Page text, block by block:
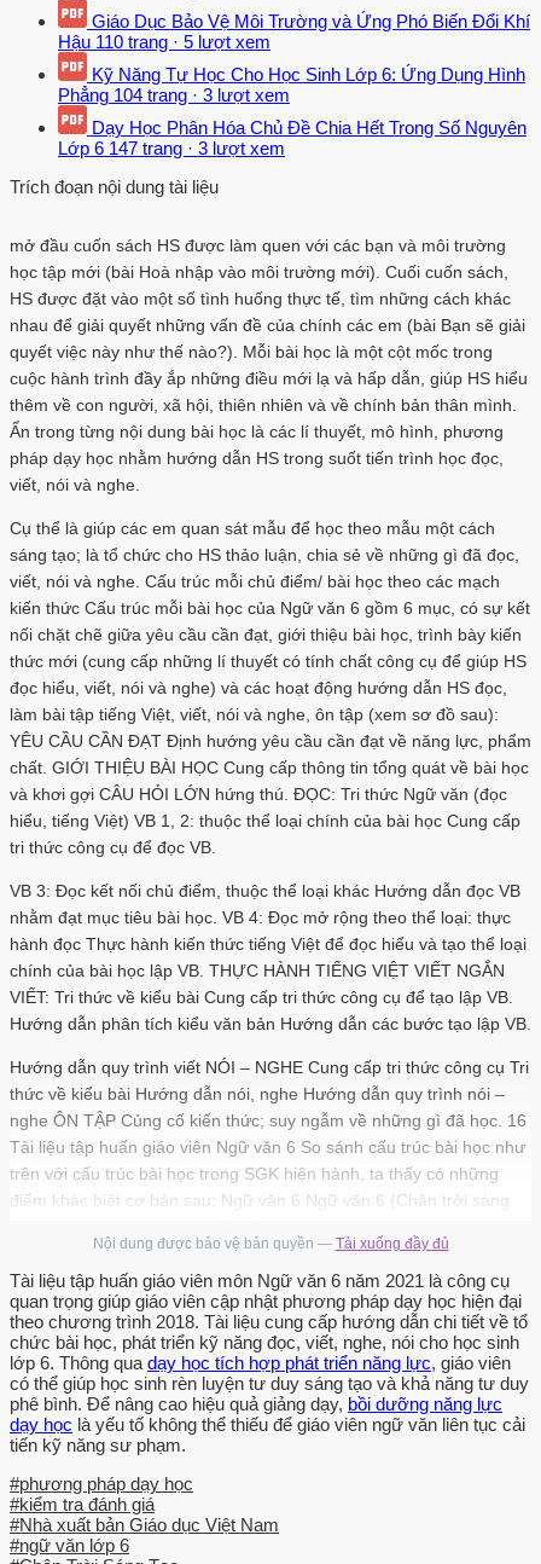
Giáo Dục Bảo Vệ Môi Trường và Ứng Phó Biến Đổi Khí
Hậu 110 trang · 5 lượt xem
Kỹ Năng Tự Học Cho Học Sinh Lớp 6: Ứng Dụng Hình
Phẳng 104 trang · 3 lượt xem
Dạy Học Phân Hóa Chủ Đề Chia Hết Trong Số Nguyên
Lớp 6 147 trang · 3 lượt xem
Trích đoạn nội dung tài liệu
mở đầu cuốn sách HS được làm quen với các bạn và môi trường
học tập mới (bài Hoà nhập vào môi trường mới). Cuối cuốn sách,
HS được đặt vào một số tình huống thực tế, tìm những cách khác
nhau để giải quyết những vấn đề của chính các em (bài Bạn sẽ giải
quyết việc này như thế nào?). Mỗi bài học là một cột mốc trong
cuộc hành trình đầy ắp những điều mới lạ và hấp dẫn, giúp HS hiểu
thêm về con người, xã hội, thiên nhiên và về chính bản thân mình.
Ẩn trong từng nội dung bài học là các lí thuyết, mô hình, phương
pháp dạy học nhằm hướng dẫn HS trong suốt tiến trình học đọc,
viết, nói và nghe.
Cụ thể là giúp các em quan sát mẫu để học theo mẫu một cách
sáng tạo; là tổ chức cho HS thảo luận, chia sẻ về những gì đã đọc,
viết, nói và nghe. Cấu trúc mỗi chủ điểm/ bài học theo các mạch
kiến thức Cấu trúc mỗi bài học của Ngữ văn 6 gồm 6 mục, có sự kết
nối chặt chẽ giữa yêu cầu cần đạt, giới thiệu bài học, trình bày kiến
thức mới (cung cấp những lí thuyết có tính chất công cụ để giúp HS
đọc hiểu, viết, nói và nghe) và các hoạt động hướng dẫn HS đọc,
làm bài tập tiếng Việt, viết, nói và nghe, ôn tập (xem sơ đồ sau):
YÊU CẦU CẦN ĐẠT Định hướng yêu cầu cần đạt về năng lực, phẩm
chất. GIỚI THIỆU BÀI HỌC Cung cấp thông tin tổng quát về bài học
và khơi gợi CÂU HỎI LỚN hứng thú. ĐỌC: Tri thức Ngữ văn (đọc
hiểu, tiếng Việt) VB 1, 2: thuộc thể loại chính của bài học Cung cấp
tri thức công cụ để đọc VB.
VB 3: Đọc kết nối chủ điểm, thuộc thể loại khác Hướng dẫn đọc VB
nhằm đạt mục tiêu bài học. VB 4: Đọc mở rộng theo thể loại: thực
hành đọc Thực hành kiến thức tiếng Việt để đọc hiểu và tạo thể loại
chính của bài học lập VB. THỰC HÀNH TIẾNG VIỆT VIẾT NGẮN
VIẾT: Tri thức về kiểu bài Cung cấp tri thức công cụ để tạo lập VB.
Hướng dẫn phân tích kiểu văn bản Hướng dẫn các bước tạo lập VB.
Hướng dẫn quy trình viết NÓI – NGHE Cung cấp tri thức công cụ Tri
thức về kiểu bài Hướng dẫn nói, nghe Hướng dẫn quy trình nói –
nghe ÔN TẬP Củng cố kiến thức; suy ngẫm về những gì đã học. 16
Tài liệu tập huấn giáo viên Ngữ văn 6 So sánh cấu trúc bài học như
trên với cấu trúc bài học trong SGK hiện hành, ta thấy có những
điểm khác biệt cơ bản sau: Ngữ văn 6 Ngữ văn 6 (Chân trời sáng
lớn cho toàn bài Tích hợp đọc, viết, nói – nghe, tiếng Việt Chỉ tích
hợp đọc và tiếng Việt Nhiệm vụ học tập được thiết kế bám sát yêu
cầu, giúp HS đạt yêu Nhiệm vụ học tập tập trung vào kiến thức cầu
về năng lực Hầu như không hướng dẫn phân tích mẫu, Hướng dẫn
HS phân tích mẫu, viết theo quy trình không hướng dẫn viết theo
quy trình Hướng dẫn HS nói – nghe Có các bảng kiểm về viết, nói –
nghe Nhìn vào bảng so sánh trên ta thấy những điểm khác biệt cơ
bản của Ngữ văn 6 (bộ Chân trời sáng tạo) so với Ngữ văn 6 hiện
CTGDPT tổng thể và CTGDPT môn Ngữ văn đã đề ra; nội dung và
các hoạt động học tập được triển khai dựa vào yêu cầu cần đạt; tích
hợp cả về chủ điểm – thể loại lẫn kĩ năng; hướng dẫn HS viết, nói –
Nội dung được bảo vệ bản quyền — Tải xuống đầy đủ
Tài liệu tập huấn giáo viên môn Ngữ văn 6 năm 2021 là công cụ
quan trọng giúp giáo viên cập nhật phương pháp dạy học hiện đại
theo chương trình 2018. Tài liệu cung cấp hướng dẫn chi tiết về tổ
chức bài học, phát triển kỹ năng đọc, viết, nghe, nói cho học sinh
lớp 6. Thông qua dạy học tích hợp phát triển năng lực, giáo viên
có thể giúp học sinh rèn luyện tư duy sáng tạo và khả năng tư duy
phê bình. Để nâng cao hiệu quả giảng dạy, bồi dưỡng năng lực
dạy học là yếu tố không thể thiếu để giáo viên ngữ văn liên tục cải
tiến kỹ năng sư phạm.
#phương pháp dạy học
#kiểm tra đánh giá
#Nhà xuất bản Giáo dục Việt Nam
#ngữ văn lớp 6